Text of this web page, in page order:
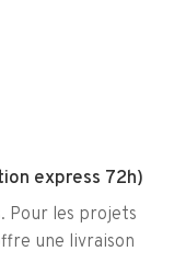
express 72h)
Pour les projets
une livraison